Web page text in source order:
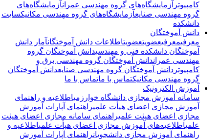
کامپیوترآزمایشگاه‌های گروه مهندسی عمران آزمایشگاه‌های
گروه مهندسی صنایعآزمایشگاه‌های گروه مهندسی مکانیکسایت
دانشکده
دانش آموختگان
معرفیمعرفیعضویتعضویتاطلاعات دانش آموختگانآمار دانش
آموختگان دانشکده فنی و مهندسیدانش آموختگان گروه
مهندسی عمران دانش آموختگان گروه مهندسی برق و
کامپیوتردانش آموختگان گروه مهندسی صنایعدانش آموختگان
گروه مهندسی مکانیکتماس با ماتماس با ما
آموزش الکترونیک
سامانه آموزش مجازی دانشگاه خوارزمیاطلاعیه و راهنمای
آموزش مجازی اعضای هیأت علمیراهنمای آپارات آموزش
مجازی اعضای هیئت علمیراهنمای سامانه مجازی اعضای هیئت
علمیاطلاعیه‌‌های آموزش مجازی اعضای هیأت علمیاطلاعیه و
راهنمای آموزش مجازی دانشجویانراهنمای آپارات آموزش